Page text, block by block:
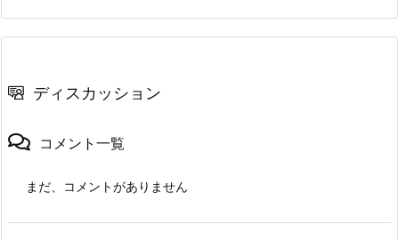
ディスカッション
コメント一覧
まだ、コメントがありません